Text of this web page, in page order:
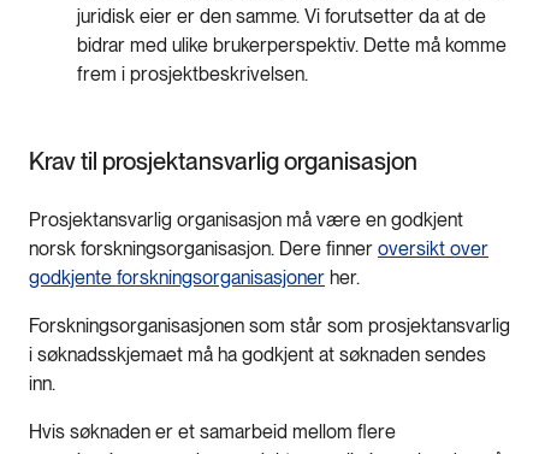
juridisk eier er den samme. Vi forutsetter da at de
bidrar med ulike brukerperspektiv. Dette må komme
frem i prosjektbeskrivelsen.
Krav til prosjektansvarlig organisasjon
Prosjektansvarlig organisasjon må være en godkjent
norsk forskningsorganisasjon. Dere finner oversikt over
godkjente forskningsorganisasjoner her.
Forskningsorganisasjonen som står som prosjektansvarlig
i søknadsskjemaet må ha godkjent at søknaden sendes
inn.
Hvis søknaden er et samarbeid mellom flere